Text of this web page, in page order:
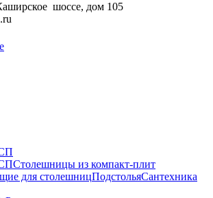
шоссе, дом 105
Столешницы из компакт-плит
для столешницПодстольяСантехника